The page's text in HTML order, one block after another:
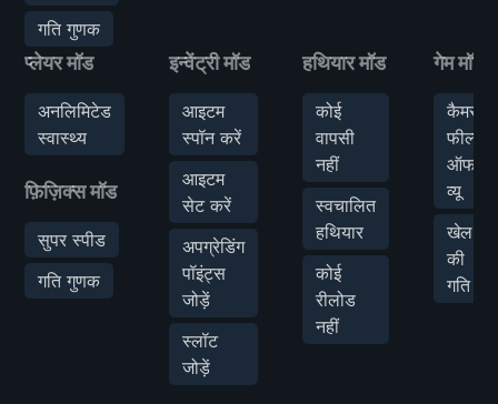
गति गुणक
प्लेयर मॉड
अनलिमिटेड
स्वास्थ्य
फ़िज़िक्स मॉड
सुपर स्पीड
गति गुणक
इन्वेंट्री मॉड
आइटम
स्पॉन करें
आइटम
सेट करें
अपग्रेडिंग
पॉइंट्स
जोड़ें
स्लॉट
जोड़ें
हथियार मॉड
कोई
वापसी
नहीं
स्वचालित
हथियार
कोई
रीलोड
नहीं
गेम मॉड
कैमरा
फील्ड
ऑफ
व्यू
खेल
की
गति